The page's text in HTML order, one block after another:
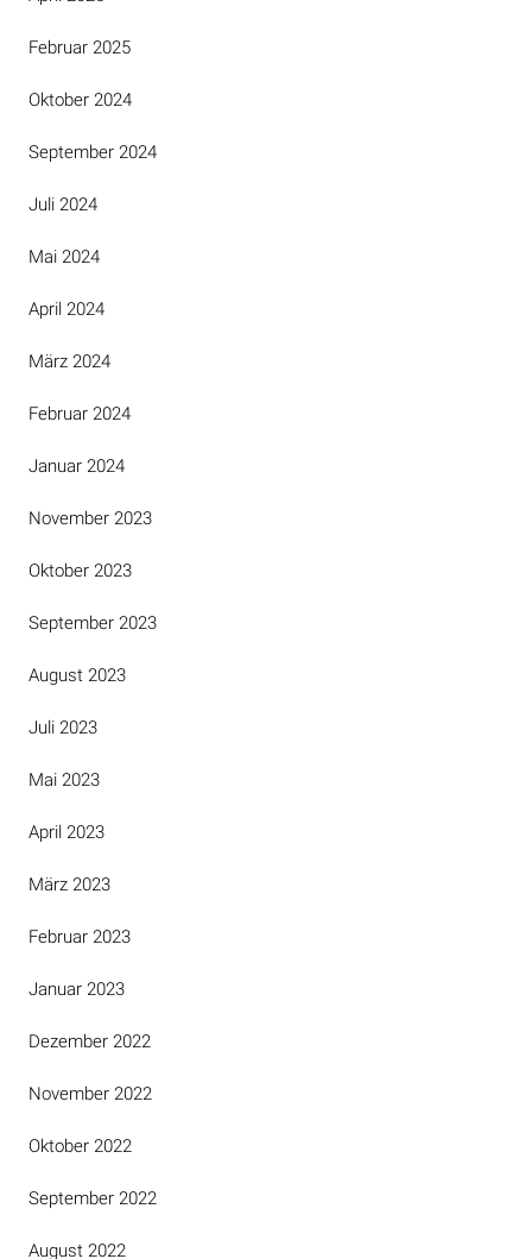
Februar 2025
Oktober 2024
September 2024
Juli 2024
Mai 2024
April 2024
März 2024
Februar 2024
Januar 2024
November 2023
Oktober 2023
September 2023
August 2023
Juli 2023
Mai 2023
April 2023
März 2023
Februar 2023
Januar 2023
Dezember 2022
November 2022
Oktober 2022
September 2022
August 2022